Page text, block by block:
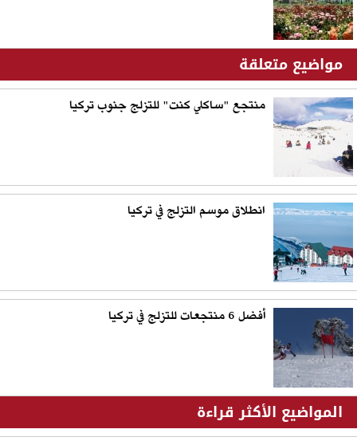
مواضيع متعلقة
منتجع "ساكلي كنت" للتزلج جنوب تركيا
انطلاق موسم التزلج في تركيا
أفضل 6 منتجعات للتزلج في تركيا
المواضيع الأكثر قراءة